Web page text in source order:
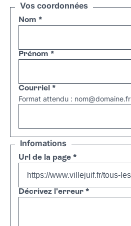
Vos coordonnées
Nom *
Prénom *
Courriel *
Format attendu : nom@domaine.fr
Infomations
Url de la page *
Décrivez l'erreur *